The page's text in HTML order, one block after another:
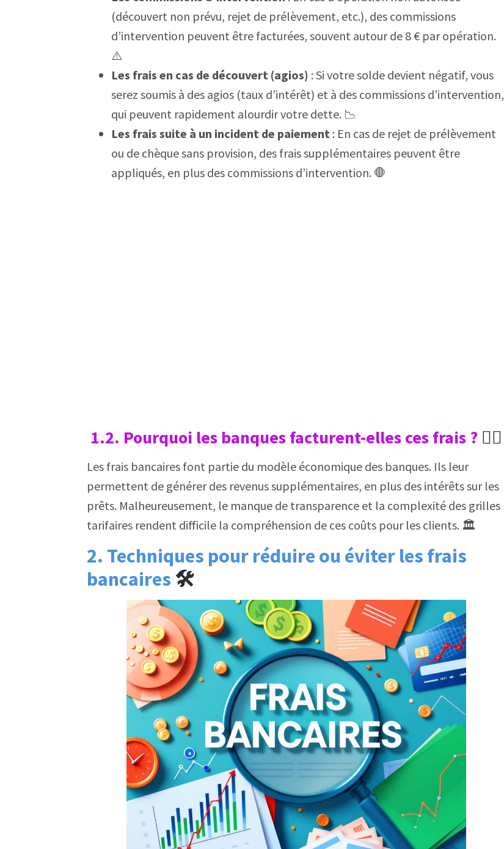
(découvert non prévu, rejet de prélèvement, etc.), des commissions
d’intervention peuvent être facturées, souvent autour de 8 € par opération.
⚠️
Les frais en cas de découvert (agios) : Si votre solde devient négatif, vous
serez soumis à des agios (taux d’intérêt) et à des commissions d’intervention,
qui peuvent rapidement alourdir votre dette. 📉
Les frais suite à un incident de paiement : En cas de rejet de prélèvement
ou de chèque sans provision, des frais supplémentaires peuvent être
appliqués, en plus des commissions d’intervention. 🛑
1.2. Pourquoi les banques facturent-elles ces frais ? 🤷‍♂️
Les frais bancaires font partie du modèle économique des banques. Ils leur
permettent de générer des revenus supplémentaires, en plus des intérêts sur les
prêts. Malheureusement, le manque de transparence et la complexité des grilles
tarifaires rendent difficile la compréhension de ces coûts pour les clients. 🏛️
2. Techniques pour réduire ou éviter les frais
bancaires 🛠️